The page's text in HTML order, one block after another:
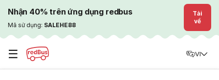
Nhận 40% trên ứng dụng redbus
Mã sử dụng: SALEHE88
Tải
về
☰ VI